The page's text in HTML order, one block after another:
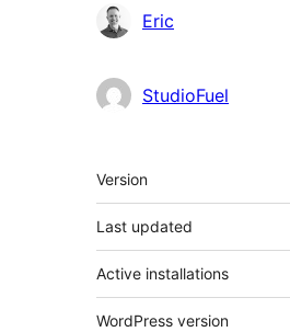
Contributeurs
Eric
StudioFuel
Méta
Version
Last updated
Active installations
WordPress version